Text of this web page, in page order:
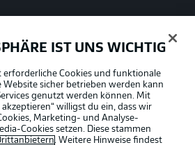
IST UNS WICHTIG
Cookies und funktionale
Website sicher betrieben werden kann
genutzt werden können. Mit
akzeptieren“ willigst du ein, dass wir
Marketing- und Analyse-
Cookies setzen. Diese stammen
. Weitere Hinweise findest